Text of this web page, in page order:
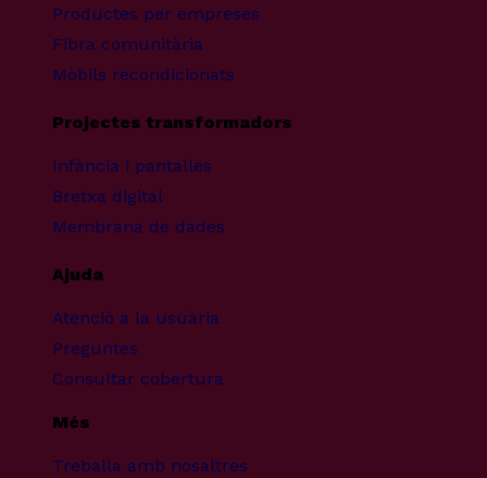
Productes per empreses
Fibra comunitària
Mòbils recondicionats
Projectes transformadors
Infància i pantalles
Bretxa digital
Membrana de dades
Ajuda
Atenció a la usuària
Preguntes
Consultar cobertura
Més
Treballa amb nosaltres